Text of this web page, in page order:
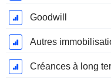
Goodwill
Autres
Créances à long